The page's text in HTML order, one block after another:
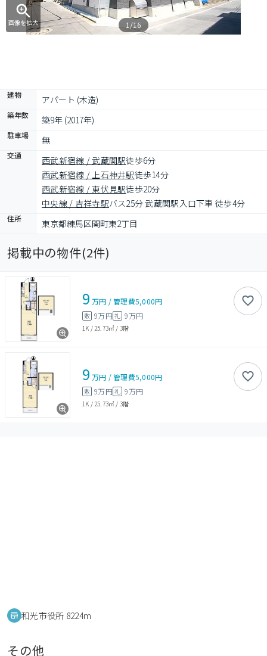
画像を拡大 1/16
建物 アパート (木造)
築年数 築9年 (2017年)
駐車場 無
交通 西武新宿線 / 武蔵関駅徒歩6分
西武新宿線 / 上石神井駅徒歩14分
西武新宿線 / 東伏見駅徒歩20分
中央線 / 吉祥寺駅バス25分 武蔵関駅入口下車 徒歩4分
住所 東京都練馬区関町東2丁目
掲載中の物件(2件)
9 万円 /管理費5,000円
敷 9万円礼 9万円
1K / 25.73㎡ / 3階
9 万円 /管理費5,000円
敷 9万円礼 9万円
1K / 25.73㎡ / 3階
和光市役所 8224m
その他